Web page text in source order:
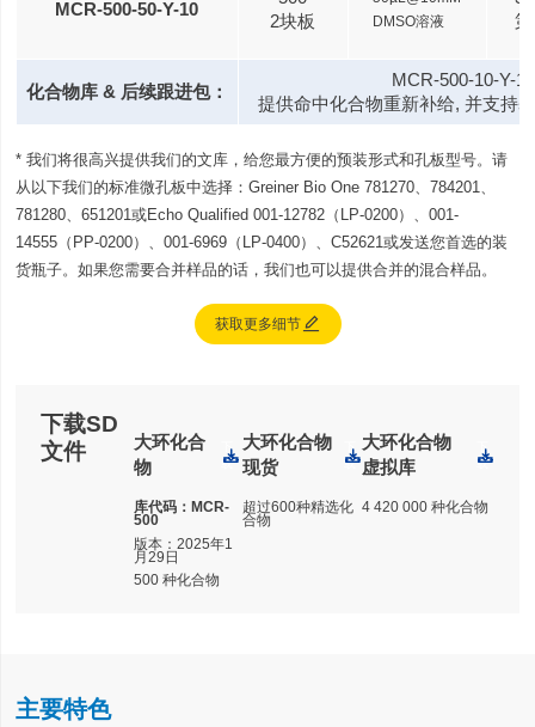
MCR-500-50-Y-10
2块板
DMSO溶液
化合物库 & 后续跟进包：
MCR-500-10-Y-
提供命中化合物重新补给, 并支持
* 我们将很高兴提供我们的文库，给您最方便的预装形式和孔板型号。请
从以下我们的标准微孔板中选择：Greiner Bio One 781270、784201、
781280、651201或Echo Qualified 001-12782（LP-0200）、001-
14555（PP-0200）、001-6969（LP-0400）、C52621或发送您首选的装
货瓶子。如果您需要合并样品的话，我们也可以提供合并的混合样品。
获取更多细节
下载SD
文件
大环化合
物
下
载
库代码： MCR-
500
版本：2025年1
月29日
500 种化合物
大环化合物
现货
下
载
超过600种精选化
合物
大环化合物
虚拟库
下
载
4 420 000 种化合物
主要特色